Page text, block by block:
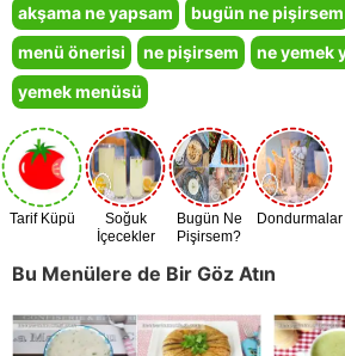
akşama ne yapsam bugün ne pişirsem
menü önerisi
ne pişirsem
ne yemek
yemek menüsü
Tarif Küpü
Soğuk
İçecekler
Bugün Ne
Pişirsem?
Dondurmalar
Bu Menülere de Bir Göz Atın